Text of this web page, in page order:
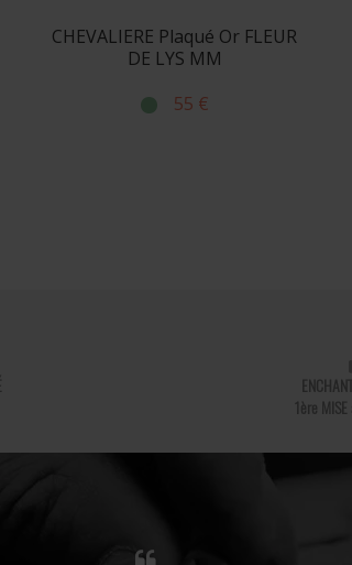
CHEVALIERE Plaqué Or FLEUR
DE LYS MM
55 €
1ère MISE